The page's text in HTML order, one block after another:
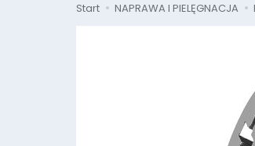
Start NAPRAWA I PIELĘGNACJA